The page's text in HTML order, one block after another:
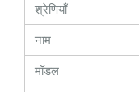
श्रेणियाँ
नाम
मॉडल